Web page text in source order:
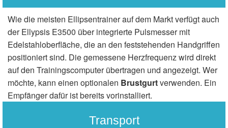
Wie die meisten Ellipsentrainer auf dem Markt verfügt auch
der Ellypsis E3500 über integrierte Pulsmesser mit
Edelstahloberfläche, die an den feststehenden Handgriffen
positioniert sind. Die gemessene Herzfrequenz wird direkt
auf den Trainingscomputer übertragen und angezeigt. Wer
möchte, kann einen optionalen Brustgurtverwenden. Ein
Empfänger dafür ist bereits vorinstalliert.
Transport